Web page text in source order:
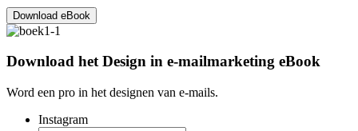
Download het Design in e-mailmarketing eBook
Word een pro in het designen van e-mails.
Instagram